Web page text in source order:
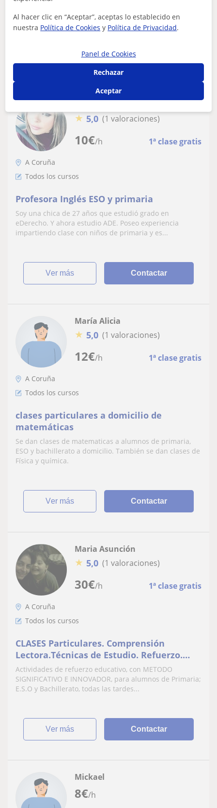
especiales.
Metodología activa, aplicación de DUA, mat...
Contactar
10€/h 1ª clase gratis
★ 5,0 (1 valoraciones)
A Coruña
Todos los cursos
Profesora Inglés ESO y primaria
Soy una chica de 27 años que estudió grado en
eDerecho. Y ahora estudio ADE. Poseo experiencia
impartiendo clase con niños de primaria y es...
ver más Contactar
12€/h 1ª clase gratis
María Alicia
★ 5,0 (1 valoraciones)
A Coruña
Todos los cursos
clases particulares a domicilio de
matemáticas
Se dan clases de matematicas a alumnos de primaria,
ESO y bachillerato a domicilio. También se dan clases de
Física y química.
ver más Contactar
30€/h 1ª clase gratis
Maria Asunción
★ 5,0 (1 valoraciones)
A Coruña
Todos los cursos
CLASES Particulares. Comprensión
Lectora.Técnicas de Estudio. Refuerzo.
CIRCULO DE CAZADORES DEL SABER
Actividades de refuerzo educativo, con METODO
SIGNIFICATIVO E INNOVADOR, para alumnos de Primaria;
E.S.O y Bachillerato, todas las tardes...
ver más Contactar
8€/h
Mickael
Al hacer clic en “Aceptar”, aceptas lo establecido en
nuestra Política de Cookies y Política de Privacidad.
Panel de Cookies
Rechazar
Aceptar